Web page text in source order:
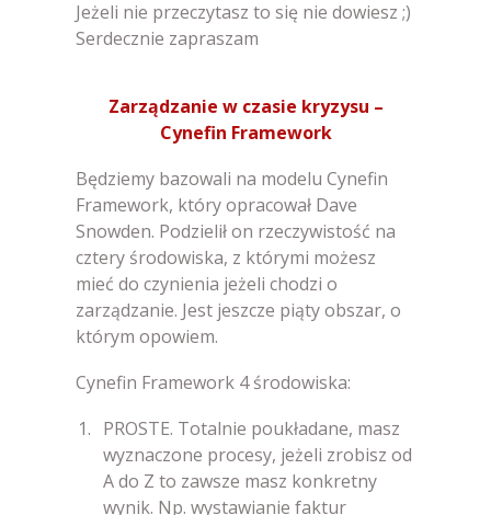
Jeżeli nie przeczytasz to się nie dowiesz ;)
Serdecznie zapraszam
Zarządzanie w czasie kryzysu –
Cynefin Framework
Będziemy bazowali na modelu Cynefin
Framework, który opracował Dave
Snowden. Podzielił on rzeczywistość na
cztery środowiska, z którymi możesz
mieć do czynienia jeżeli chodzi o
zarządzanie. Jest jeszcze piąty obszar, o
którym opowiem.
Cynefin Framework 4 środowiska:
PROSTE. Totalnie poukładane, masz
wyznaczone procesy, jeżeli zrobisz od
A do Z to zawsze masz konkretny
wynik. Np. wystawianie faktur